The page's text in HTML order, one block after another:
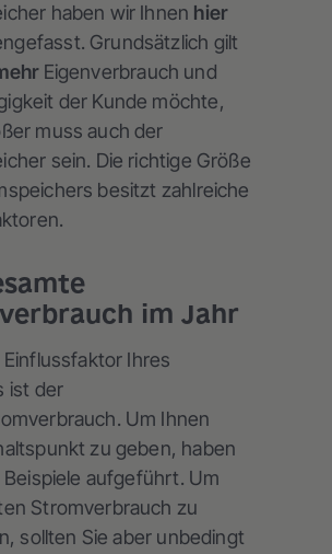
haben wir Ihnen hier
Grundsätzlich gilt
Eigenverbrauch und
der Kunde möchte,
muss auch der
sein. Die richtige Größe
besitzt zahlreiche
im Jahr
Ihres
ist der
Um Ihnen
zu geben, haben
aufgeführt. Um
Stromverbrauch zu
sollten Sie aber unbedingt